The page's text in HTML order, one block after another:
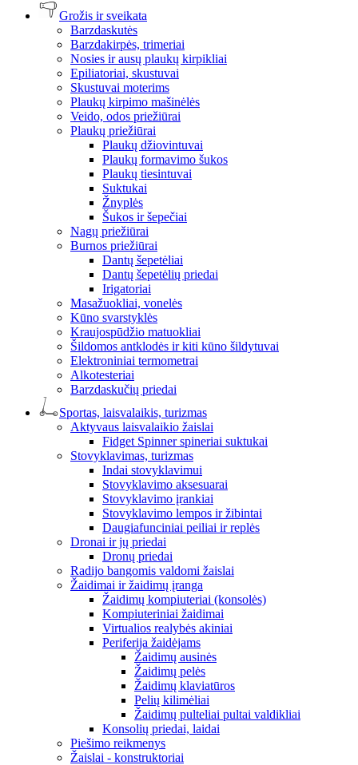
Grožis ir sveikata
Barzdaskutės
Barzdakirpės, trimeriai
Nosies ir ausų plaukų kirpikliai
Epiliatoriai, skustuvai
Skustuvai moterims
Plaukų kirpimo mašinėlės
Veido, odos priežiūrai
Plaukų priežiūrai
Plaukų džiovintuvai
Plaukų formavimo šukos
Plaukų tiesintuvai
Suktukai
Žnyplės
Šukos ir šepečiai
Nagų priežiūrai
Burnos priežiūrai
Dantų šepetėliai
Dantų šepetėlių priedai
Irigatoriai
Masažuokliai, vonelės
Kūno svarstyklės
Kraujospūdžio matuokliai
Šildomos antklodės ir kiti kūno šildytuvai
Elektroniniai termometrai
Alkotesteriai
Barzdaskučių priedai
Sportas, laisvalaikis, turizmas
Aktyvaus laisvalaikio žaislai
Fidget Spinner spineriai suktukai
Stovyklavimas, turizmas
Indai stovyklavimui
Stovyklavimo aksesuarai
Stovyklavimo įrankiai
Stovyklavimo lempos ir žibintai
Daugiafunciniai peiliai ir replės
Dronai ir jų priedai
Dronų priedai
Radijo bangomis valdomi žaislai
Žaidimai ir žaidimų įranga
Žaidimų kompiuteriai (konsolės)
Kompiuteriniai žaidimai
Virtualios realybės akiniai
Periferija žaidėjams
Žaidimų ausinės
Žaidimų pelės
Žaidimų klaviatūros
Pelių kilimėliai
Žaidimų pulteliai pultai valdikliai
Konsolių priedai, laidai
Piešimo reikmenys
Žaislai - konstruktoriai